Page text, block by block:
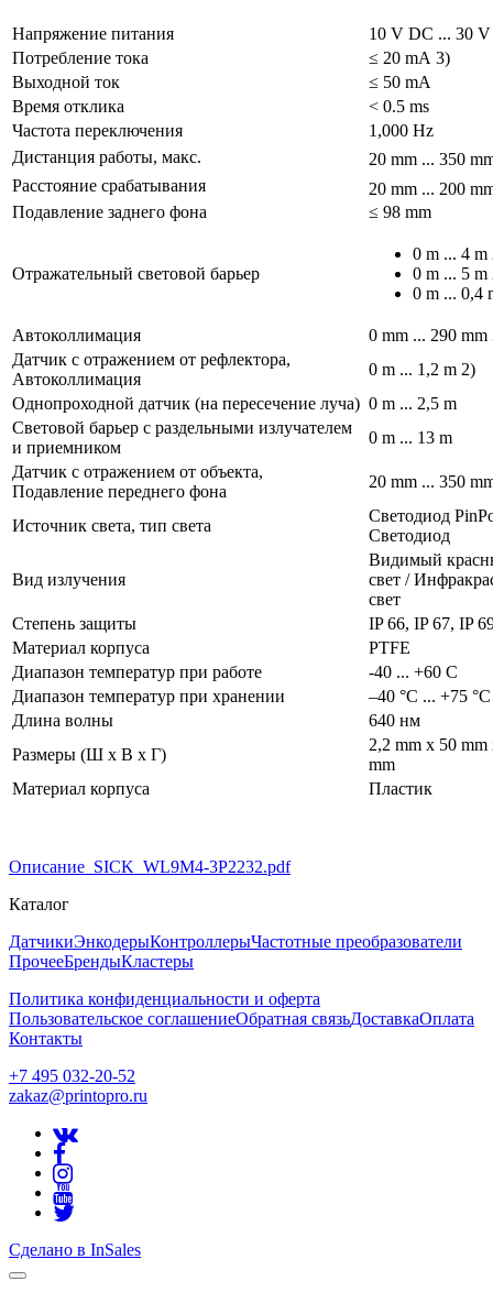
Напряжение питания
10 V DC ... 30
Потребление тока
≤ 20 mA 3)
Выходной ток
≤ 50 mA
Время отклика
< 0.5 ms
Частота переключения
1,000 Hz
Дистанция работы, макс.
20 mm ... 350
Расстояние срабатывания
20 mm ... 200
Подавление заднего фона
≤ 98 mm
Отражательный световой барьер
0 m ... 4 m
0 m ... 5 m
0 m ... 0,4
Автоколлимация
0 mm ... 290 mm
Датчик с отражением от рефлектора,
Автоколлимация
0 m ... 1,2 m 2)
Однопроходной датчик (на пересечение луча) 0 m ... 2,5 m
Световой барьер с раздельными излучателем
и приемником
0 m ... 13 m
Датчик с отражением от объекта,
Подавление переднего фона
20 mm ... 350
Источник света, тип света
Светодиод
Светодиод
Вид излучения
Видимый
свет /
свет
Степень защиты
IP 66, IP 67, IP
Материал корпуса
PTFE
Диапазон температур при работе
-40 ... +60 С
Диапазон температур при хранении
–40 °C ... +75 °C
Длина волны
640 нм
Размеры (Ш x В x Г)
2,2 mm x 50 mm
mm
Материал корпуса
Пластик
Описание_SICK_WL9M4-3P2232.pdf
Каталог
ДатчикиЭнкодерыКонтроллерыЧастотные преобразователи
ПрочееБрендыКластеры
Политика конфиденциальности и оферта
Пользовательское соглашениеОбратная связьДоставкаОплата
Контакты
+7 495 032-20-52
zakaz@printopro.ru
Сделано в InSales